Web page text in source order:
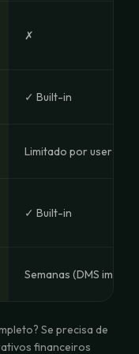
✗
✓ Built-in
Limitado por user
✓ Built-in
Semanas (DMS
Se precisa de
financeiros